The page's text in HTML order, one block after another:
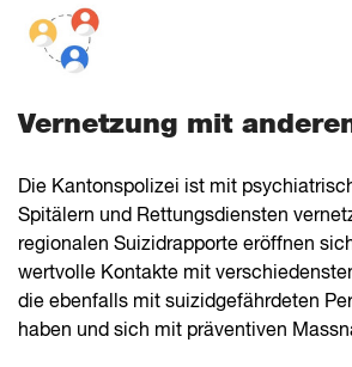
Vernetzung mit
Die Kantonspolizei ist mit
Spitälern und Rettungsdiensten
regionalen Suizidrapporte eröffnen
wertvolle Kontakte mit
die ebenfalls mit suizidgefährdeten
haben und sich mit präventiven